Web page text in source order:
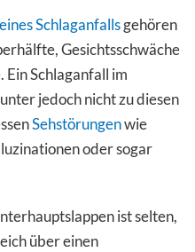
Schlaganfallsgehören
Gesichtsschwäche
Ein Schlaganfall im
jedoch nicht zu diesen
Sehstörungenwie
oder sogar
ist selten,
über einen